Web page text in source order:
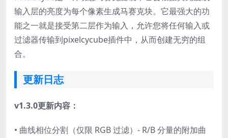
输入层的亮度为每个像素生成马赛克块。它最强大的功
能之一就是接受第二层作为输入，允许您将任何输入或
过滤器传输到pixelcycube插件中，从而创建无穷的组
合。
更新日志
v1.3.0更新内容：
• 曲线相位分割（仅限 RGB 过滤）- R/B 分量的附加曲